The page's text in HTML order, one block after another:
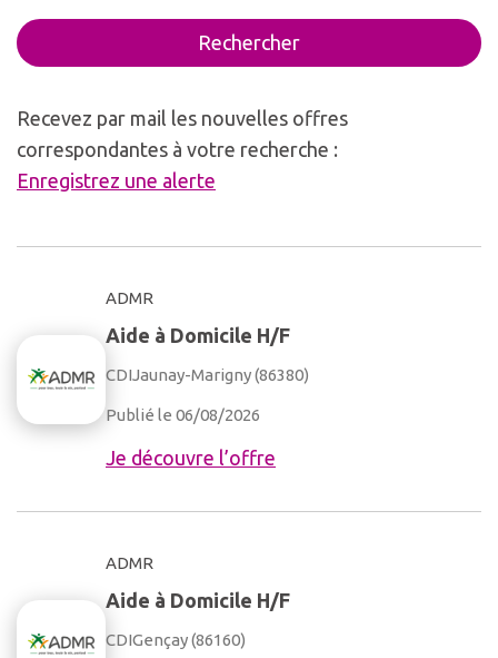
Rechercher
Recevez par mail les nouvelles offres
correspondantes à votre recherche :
Enregistrez une alerte
ADMR
Aide à Domicile H/F
CDIJaunay-Marigny (86380)
Publié le 06/08/2026
Je découvre l’offre
ADMR
Aide à Domicile H/F
CDIGençay (86160)